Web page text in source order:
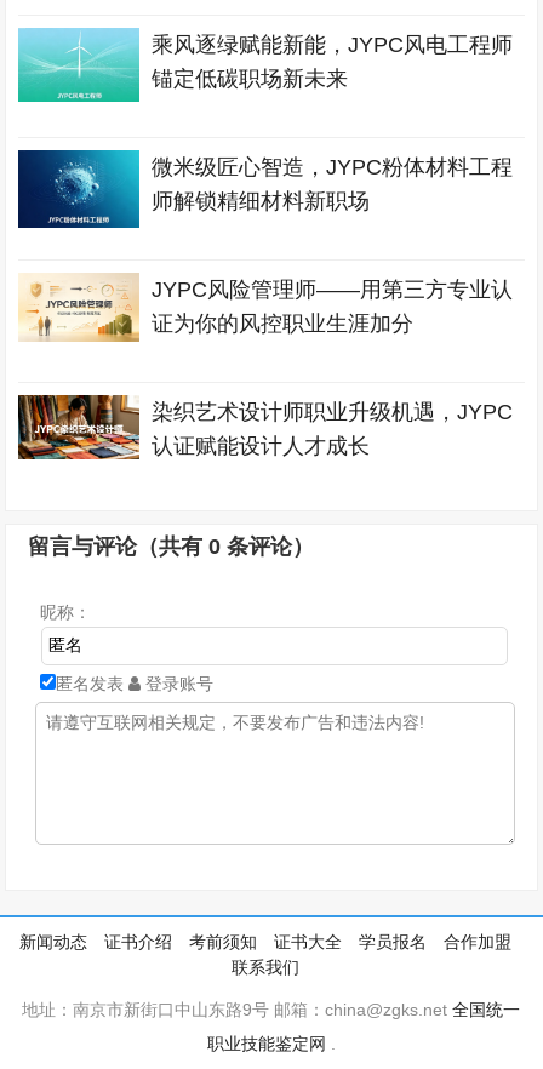
乘风逐绿赋能新能，JYPC风电工程师
锚定低碳职场新未来
微米级匠心智造，JYPC粉体材料工程
师解锁精细材料新职场
JYPC风险管理师——用第三方专业认
证为你的风控职业生涯加分
染织艺术设计师职业升级机遇，JYPC
认证赋能设计人才成长
留言与评论（共有0 条评论）
昵称：
匿名发表 登录账号
新闻动态 证书介绍 考前须知 证书大全 学员报名
合作加盟
联系我们
地址：南京市新街口中山东路9号 邮箱：china@zgks.net全国统一
职业技能鉴定网